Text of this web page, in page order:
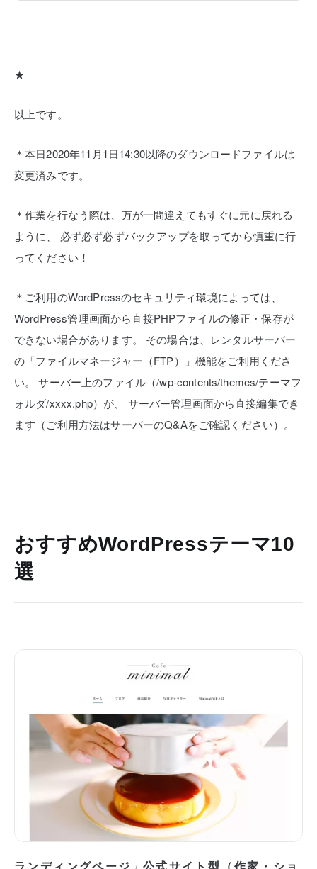
★
以上です。
＊本日2020年11月1日14:30以降のダウンロードファイルは
変更済みです。
＊作業を行なう際は、万が一間違えてもすぐに元に戻れる
ように、
必ず必ず必ずバックアップを取ってから慎重に行
ってください！
＊ご利用のWordPressのセキュリティ環境によっては、
WordPress管理画面から直接PHPファイルの修正・保存が
できない場合があります。
その場合は、レンタルサーバー
の「ファイルマネージャー（FTP）」機能をご利用くださ
い。
サーバー上のファイル（/wp-contents/themes/テーマフ
ォルダ/xxxx.php）が、
サーバー管理画面から直接編集でき
ます（ご利用方法はサーバーのQ&Aをご確認ください）。
おすすめWordPressテーマ10
選